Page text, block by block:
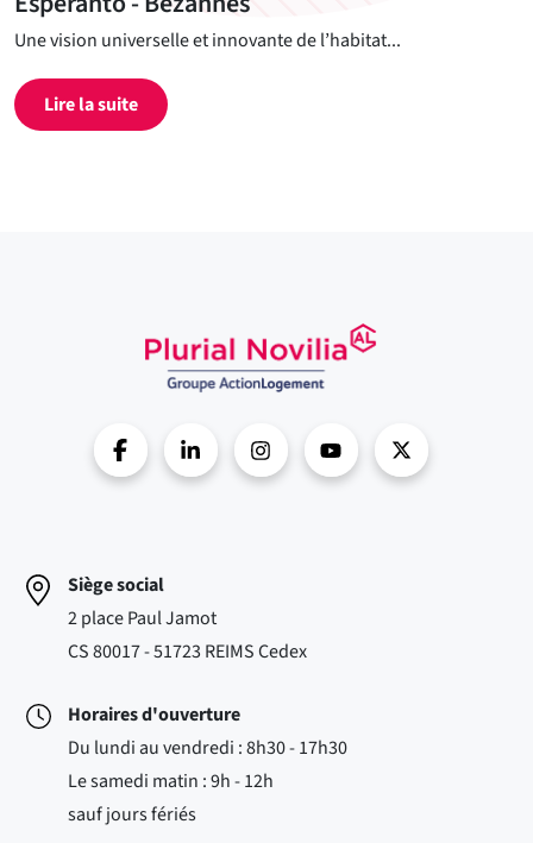
Une vision universelle et innovante de l’habitat...
Lire la suite
Siège social
2 place Paul Jamot
CS 80017 - 51723 REIMS Cedex
Horaires d'ouverture
Du lundi au vendredi : 8h30 - 17h30
Le samedi matin : 9h - 12h
sauf jours fériés